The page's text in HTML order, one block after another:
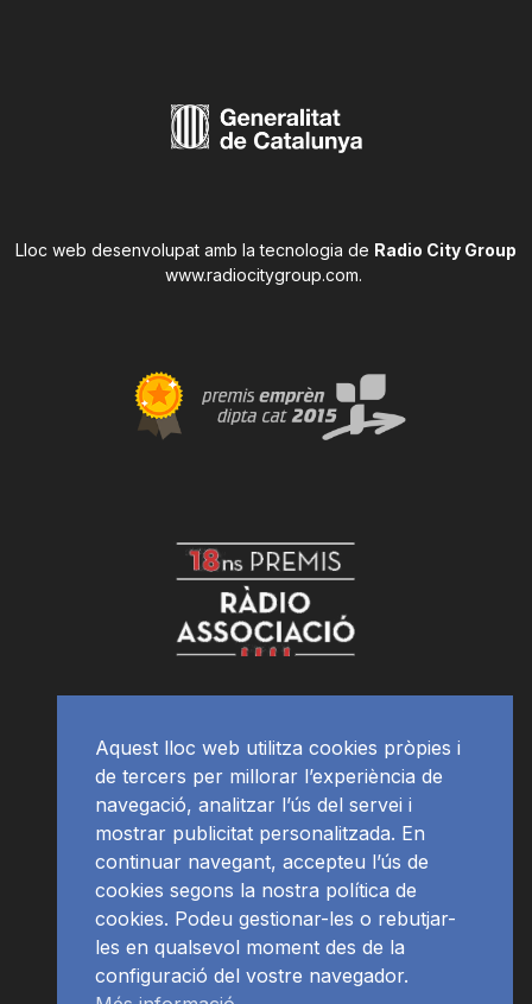
Lloc web desenvolupat amb la tecnologia de Radio City Group
www.radiocitygroup.com.
Aquest lloc web utilitza cookies pròpies i
de tercers per millorar l’experiència de
navegació, analitzar l’ús del servei i
mostrar publicitat personalitzada. En
continuar navegant, accepteu l’ús de
cookies segons la nostra política de
cookies. Podeu gestionar-les o rebutjar-
les en qualsevol moment des de la
configuració del vostre navegador.